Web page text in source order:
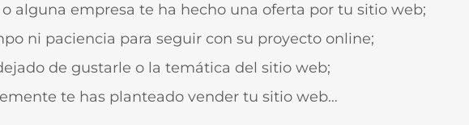
alguna empresa te ha hecho una oferta por tu sitio web;
ni paciencia para seguir con su proyecto online;
de gustarle o la temática del sitio web;
te has planteado vender tu sitio web…